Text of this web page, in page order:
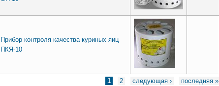
Прибор контроля качества куриных яиц
ПКЯ-10
1 2 следующая › последняя »